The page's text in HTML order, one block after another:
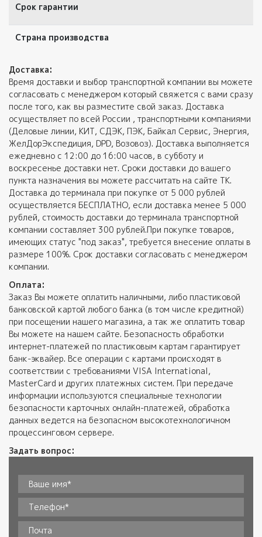
Срок гарантии
Страна производства
Доставка:
Время доставки и выбор транспортной компании вы можете
согласовать с менеджером который свяжется с вами сразу
после того, как вы разместите свой заказ. Доставка
осуществляет по всей России , транспортными компаниями
(Деловые линии, КИТ, СДЭК, ПЭК, Байкал Сервис, Энергия,
ЖелДорЭкспедиция, DPD, Возовоз). Доставка выполняется
ежедневно с 12:00 до 16:00 часов, в субботу и
воскресенье доставки нет. Сроки доставки до вашего
пункта назначения вы можете рассчитать на сайте ТК.
Доставка до терминала при покупке от 5 000 рублей
осуществляется БЕСПЛАТНО, если доставка менее 5 000
рублей, стоимость доставки до терминала транспортной
компании составляет 300 рублей.При покупке товаров,
имеющих статус "под заказ", требуется внесение оплаты в
размере 100%. Срок доставки согласовать с менеджером
компании.
Оплата:
Заказ Вы можете оплатить наличными, либо пластиковой
банковской картой любого банка (в том числе кредитной)
при посещении нашего магазина, а так же оплатить товар
Вы можете на нашем сайте. Безопасность обработки
интернет-платежей по пластиковым картам гарантирует
банк-эквайер. Все операции с картами происходят в
соответствии с требованиями VISA International,
MasterCard и других платежных систем. При передаче
информации используются специальные технологии
безопасности карточных онлайн-платежей, обработка
данных ведется на безопасном высокотехнологичном
процессинговом сервере.
Задать вопрос:
Ваше имя**
Телефон*